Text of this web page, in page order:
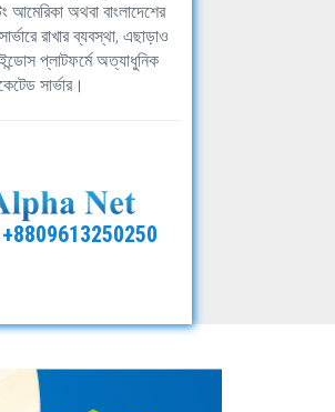
আমেরিকা অথবা বাংলাদেশের
রাখার ব্যবস্থা, এছাড়াও
প্লাটফর্মে অত্যাধুনিক
সার্ভার।
+8809613250250